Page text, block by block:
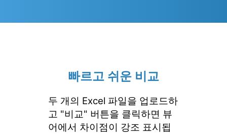
빠르고 쉬운 비교
두 개의 Excel 파일을 업로드하
고 "비교" 버튼을 클릭하면 뷰
어에서 차이점이 강조 표시됩